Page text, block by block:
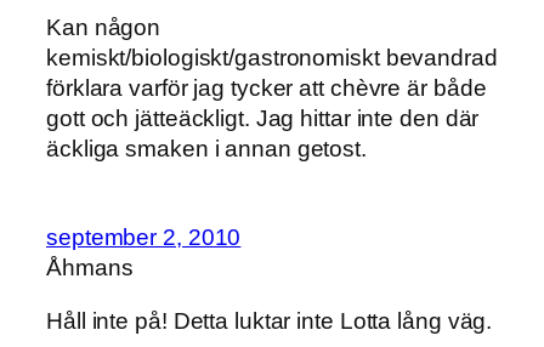
Kan någon
kemiskt/biologiskt/gastronomiskt bevandrad
förklara varför jag tycker att chèvre är både
gott och jätteäckligt. Jag hittar inte den där
äckliga smaken i annan getost.
september 2, 2010
Åhmans
Håll inte på! Detta luktar inte Lotta lång väg.